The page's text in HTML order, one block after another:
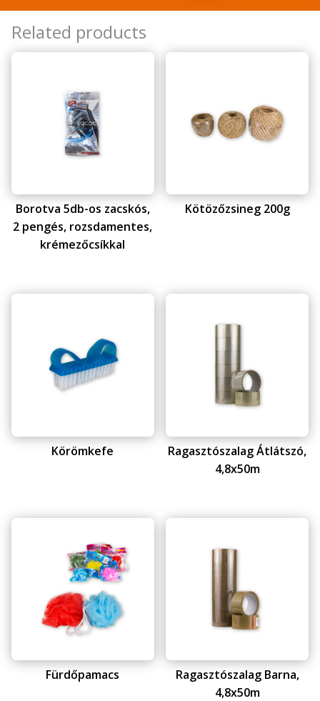
Related products
Borotva 5db-os zacskós,
2 pengés, rozsdamentes,
krémezőcsíkkal
Kötözőzsineg 200g
Körömkefe
Ragasztószalag Átlátszó,
4,8x50m
Fürdőpamacs
Ragasztószalag Barna,
4,8x50m